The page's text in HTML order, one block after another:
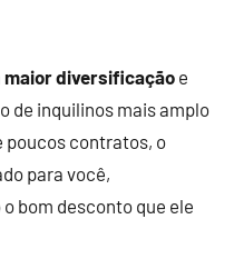
maior diversificação e
de inquilinos mais amplo
poucos contratos, o
para você,
bom desconto que ele